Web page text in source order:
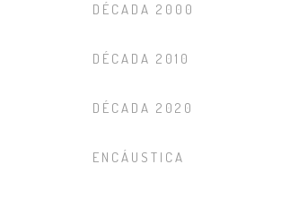
DÉCADA 2000
DÉCADA 2010
DÉCADA 2020
ENCÁUSTICA